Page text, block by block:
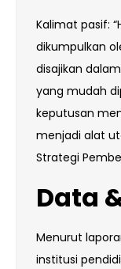
Kalimat pasif:
dikumpulkan
disajikan
yang mudah
keputusan
menjadi alat
Strategi
Data
Menurut
institusi